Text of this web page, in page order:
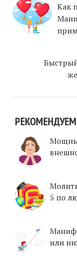
Как
5 по
или